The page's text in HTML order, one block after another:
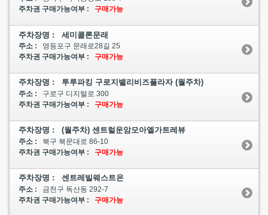
주차권 구매가능여부 :
구매가능
주차장명 : 세미콜론문래
주소 :
영등포구 문래로28길 25
주차권 구매가능여부 :
구매가능
주차장명 : 투루파킹 구로지밸리비즈플라자 (월주차)
주소 :
구로구 디지털로 300
주차권 구매가능여부 :
구매가능
주차장명 : (월주차) 센트럴운암모아엘가트레뷰
주소 :
북구 북문대로 86-10
주차권 구매가능여부 :
구매가능
주차장명 : 센트레빌웨스트온
주소 :
금천구 독산동 292-7
주차권 구매가능여부 :
구매가능